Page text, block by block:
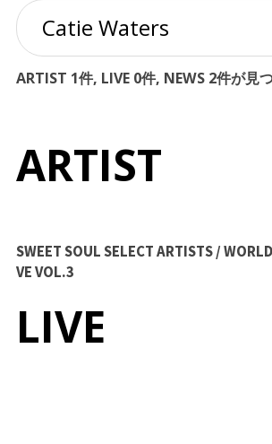
SHOP
TERMS OF USE
ARTIST 1件, LIVE 0件, NEWS 2件が見
ARTIST
SWEET SOUL SELECT ARTISTS /
VE VOL.3
LIVE